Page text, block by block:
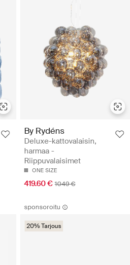
By Rydéns
Deluxe-kattovalaisin,
harmaa -
Riippuvalaisimet
ONE SIZE
419.60 € 1049 €
sponsoroitu
20% Tarjous